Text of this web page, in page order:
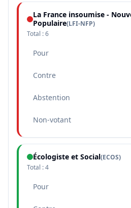
La France insoumise -
Populaire(LFI-NFP)
Total :6
Pour
Contre
Abstention
Non-votant
Écologiste et Social(ECOS)
Total :4
Pour